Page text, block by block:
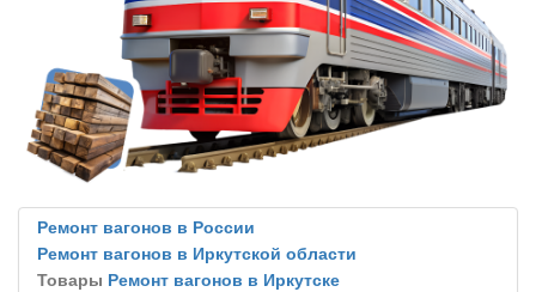
Ремонт вагонов в России
Ремонт вагонов в Иркутской области
Товары Ремонт вагонов в Иркутске